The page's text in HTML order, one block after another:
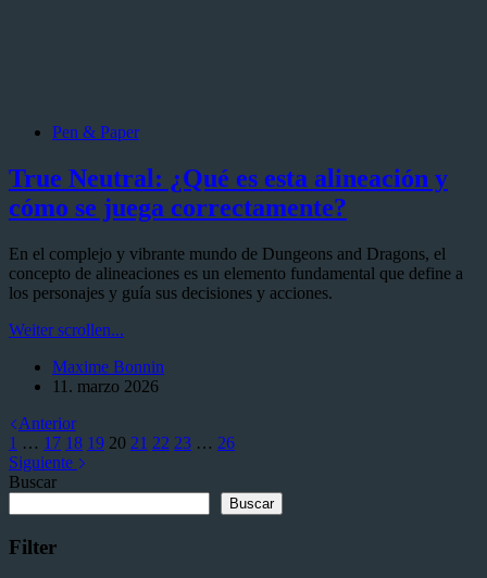
Pen & Paper
True Neutral: ¿Qué es esta alineación y
cómo se juega correctamente?
En el complejo y vibrante mundo de Dungeons and Dragons, el
concepto de alineaciones es un elemento fundamental que define a
los personajes y guía sus decisiones y acciones.
Weiter scrollen...
¿Qué
es
y
Maxime Bonnin
11. marzo 2026
Anterior
1 … 17 18 19 20 21 22 23 … 26
Siguiente
Buscar
Buscar
Filter